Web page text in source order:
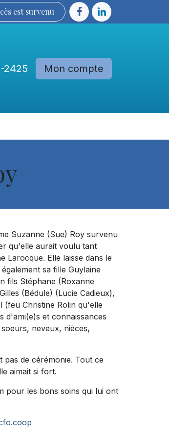
est sur​​​​​​​​ve​nu​​​​​​​​​​
2425 Mon compte
Suzanne (Sue) Roy survenu
qu'elle aurait voulu tant
Larocque. Elle laisse dans le
sa fille Guylaine
fils Stéphane (Roxanne
(Bédule) (Lucie Cadieux),
(feu Christine Rolin qu'elle
d'ami(e)s et connaissances
neveux, nièces,
pas de cérémonie. Tout ce
aimait si fort.
pour les bons soins qui lui ont